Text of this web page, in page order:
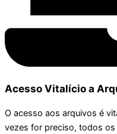
Acesso Vitalício a
O acesso aos arquivos é
vezes for preciso, todos